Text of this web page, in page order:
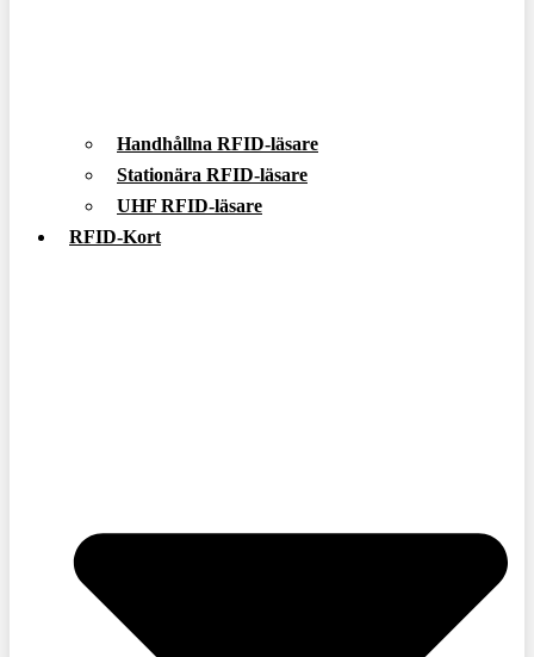
Handhållna RFID-läsare
Stationära RFID-läsare
UHF RFID-läsare
RFID-Kort